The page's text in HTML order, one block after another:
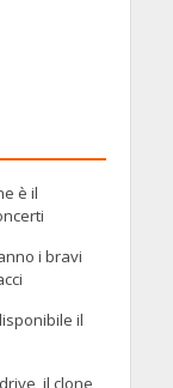
è il
i bravi
il
il clone